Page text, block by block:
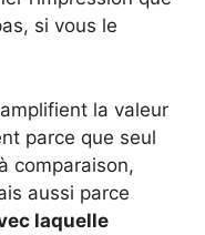
si vous le
la valeur
parce que seul
comparaison,
aussi parce
laquelle